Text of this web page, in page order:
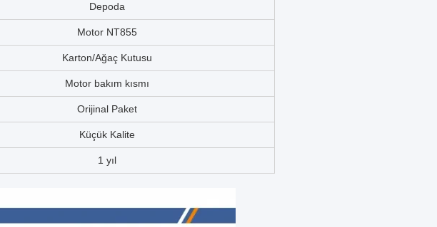
Depoda
Motor NT855
Karton/Ağaç Kutusu
Motor bakım kısmı
Orijinal Paket
Küçük Kalite
1 yıl